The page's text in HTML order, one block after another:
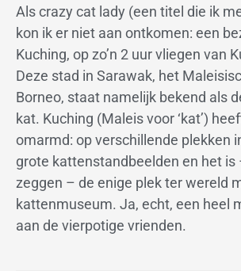
Als crazy cat lady (een titel die ik
kon ik er niet aan ontkomen: een
Kuching, op zo’n 2 uur vliegen van
Deze stad in Sarawak, het
Borneo, staat namelijk bekend als
kat. Kuching (Maleis voor ‘kat’)
omarmd: op verschillende plekken
grote kattenstandbeelden en het is
zeggen – de enige plek ter wereld
kattenmuseum. Ja, echt, een heel
aan de vierpotige vrienden.